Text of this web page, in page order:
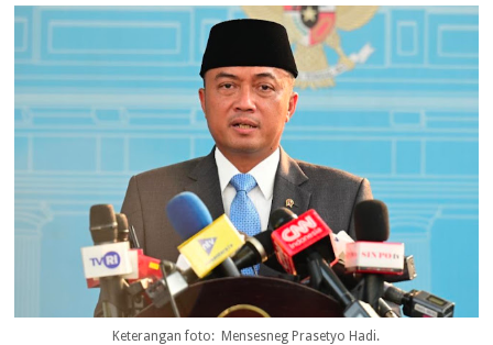
Keterangan foto: Mensesneg Prasetyo Hadi.